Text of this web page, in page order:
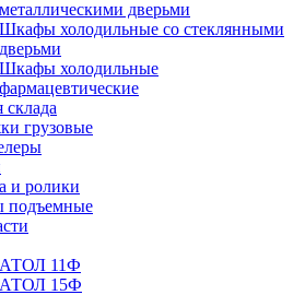
металлическими дверьми
Шкафы холодильные со стеклянными
дверьми
Шкафы холодильные
фармацевтические
склада
грузовые
и ролики
подъемные
АТОЛ 11Ф
АТОЛ 15Ф